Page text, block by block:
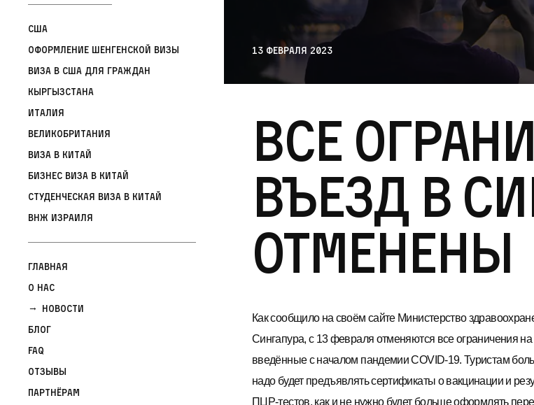
США
Оформление шенгенской визы
Виза в США для граждан
Кыргызстана
Италия
Великобритания
Виза в Китай
Бизнес виза в Китай
Студенческая виза в Китай
ВНЖ Израиля
Главная
О нас
Новости
Блог
FAQ
Отзывы
Партнёрам
13 февраля 2023
Все
въезд в
отменены
Как сообщило на своём сайте Министерство
Сингапура, с 13 февраля отменяются все ограничения на
введённые с началом пандемии COVID-19. Туристам
надо будет предъявлять сертификаты о вакцинации и
ПЦР-тестов, как и не нужно будет больше оформлять